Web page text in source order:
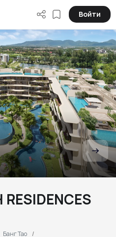
Войти
RESIDENCES
Банг Тао